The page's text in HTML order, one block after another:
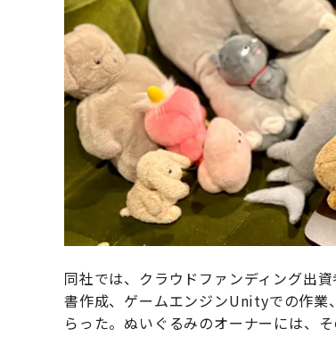
同社では、クラウドファンディング出
書作成、ゲームエンジンUnityでの作業
らった。ぬいぐるみのオーナーには、